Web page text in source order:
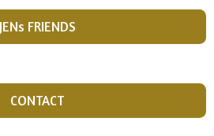
JENs FRIENDS
CONTACT